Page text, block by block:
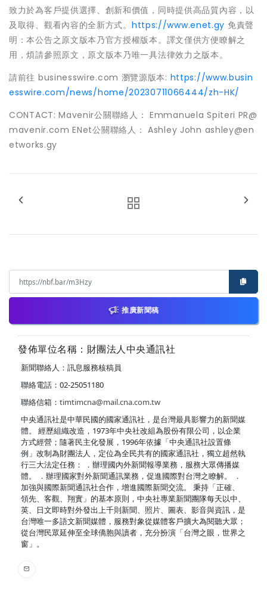
致力於為客戶提供選擇、創新和價值，同時提供高品質內容，以
及取得、觀看內容的全新方式。 https://www.enet.gy 免責聲
明：本公告之原文版本乃官方授權版本。譯文僅供方便瞭解之
用，煩請參照原文，原文版本乃唯一具法律效力之版本。
請前往 businesswire.com 瀏覽源版本: https://www.busin
esswire.com/news/home/20230711066444/zh-HK/
CONTACT: Mavenir公關聯絡人： Emmanuela Spiteri PR@
mavenir.com ENet公關聯絡人： Ashley John ashley@en
etworks.gy
推廣新聞稿
發佈單位名稱：財團法人中央通訊社
新聞聯絡人：訊息服務核稿員
聯絡電話：02-25051180
聯絡信箱： timtimcna@mail.cna.com.tw
中央通訊社是中華民國的國家通訊社，是台灣最具影響力的新聞媒
體。 經歷組織改造，1973年中央社改組為股份有限公司，以企業
方式經營；隨著民主化發展，1996年依據「中央通訊社設置條
例」改制為財團法人，定位為全民共有的國家通訊社，獨立超然執
行三大法定任務： ．辦理國內外新聞報導業務，服務大眾傳播媒
體。 ．辦理國家對外新聞通訊業務，促進國際對台灣之瞭解。 ．
加強與國際新聞通訊社合作，增進國際新聞交流。 秉持「正確、
領先、客觀、翔實」的基本原則，中央社專業新聞團隊每天以中、
英、日文即時對外發出上千則新聞、照片、圖表、影音與資訊，是
台灣唯一多語文新聞媒體，服務對象從媒體客戶擴大為閱聽大眾；
從台灣民眾延伸至全球僑胞與讀者，充分扮演「台灣之眼，世界之
窗」。